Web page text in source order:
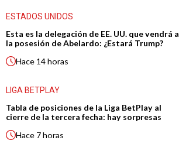
ESTADOS UNIDOS
Esta es la delegación de EE. UU. que vendrá a
la posesión de Abelardo: ¿Estará Trump?
Hace 14 horas
LIGA BETPLAY
Tabla de posiciones de la Liga BetPlay al
cierre de la tercera fecha: hay sorpresas
Hace 7 horas